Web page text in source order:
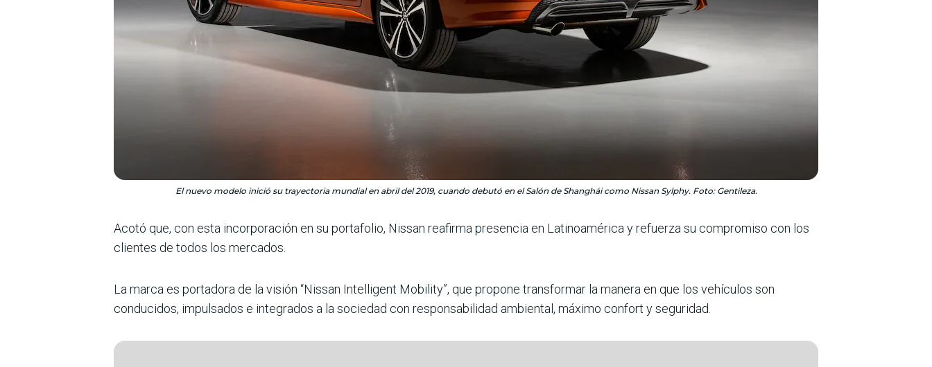
El nuevo modelo inició su trayectoria mundial en abril del 2019, cuando debutó en el Salón de Shanghái como Nissan Sylphy. Foto: Gentileza.
Acotó que, con esta incorporación en su portafolio, Nissan reafirma presencia en Latinoamérica y refuerza su compromiso con los
clientes de todos los mercados.
La marca es portadora de la visión “Nissan Intelligent Mobility”, que propone transformar la manera en que los vehículos son
conducidos, impulsados e integrados a la sociedad con responsabilidad ambiental, máximo confort y seguridad.